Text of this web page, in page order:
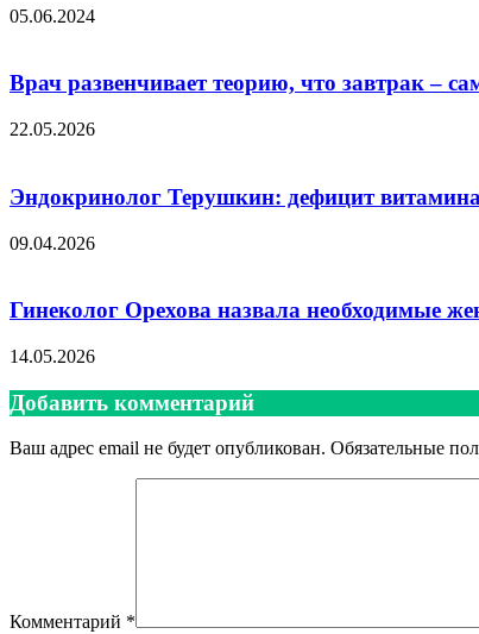
05.06.2024
Врач развенчивает теорию, что завтрак –
22.05.2026
Эндокринолог Терушкин: дефицит
09.04.2026
Гинеколог Орехова назвала необходимые
14.05.2026
Добавить комментарий
Ваш адрес email не будет опубликован. Обязательные
Комментарий *